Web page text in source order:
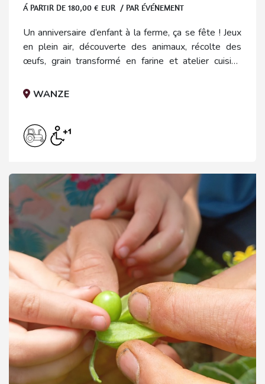
Á PARTIR DE 180,00 € EUR / PAR ÉVÉNEMENT
Un anniversaire d’enfant à la ferme, ça se fête ! Jeux
en plein air, découverte des animaux, récolte des
œufs, grain transformé en farine et atelier cuisine
humeur. Anniversaires adultes possibles sur
WANZE